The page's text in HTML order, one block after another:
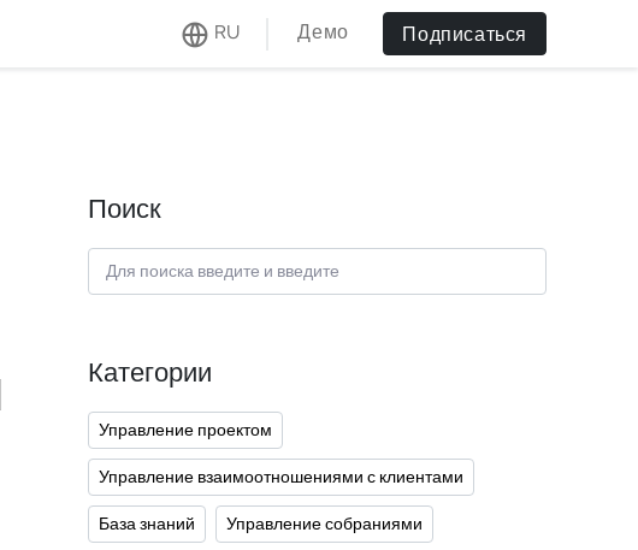
RU Демо Подписаться
Поиск
Категории
Управление проектом
Управление взаимоотношениями с клиентами
База знаний Управление собраниями